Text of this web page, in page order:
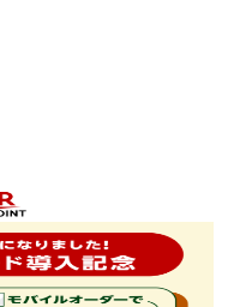
続々登場です♪